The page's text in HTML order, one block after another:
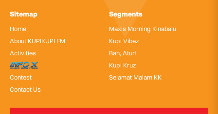
Sitemap
Home
About KUPIKUPI FM
Activities
InfoX
Contest
Contact Us
Segments
Maxis Morning Kinabalu
Kupi Vibez
Bah, Atur!
Kupi Kruz
Selamat Malam KK